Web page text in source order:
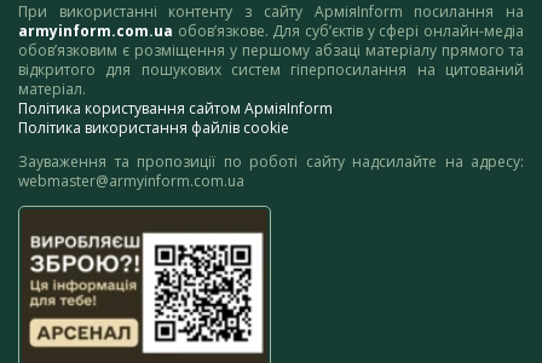
При використанні контенту з сайту АрміяInform посилання на
armyinform.com.ua обов’язкове. Для суб’єктів у сфері онлайн-медіа
обов’язковим є розміщення у першому абзаці матеріалу прямого та
відкритого для пошукових систем гіперпосилання на цитований
матеріал.
Політика користування сайтом АрміяInform
Політика використання файлів cookie
Зауваження та пропозиції по роботі сайту надсилайте на адресу:
webmaster@armyinform.com.ua